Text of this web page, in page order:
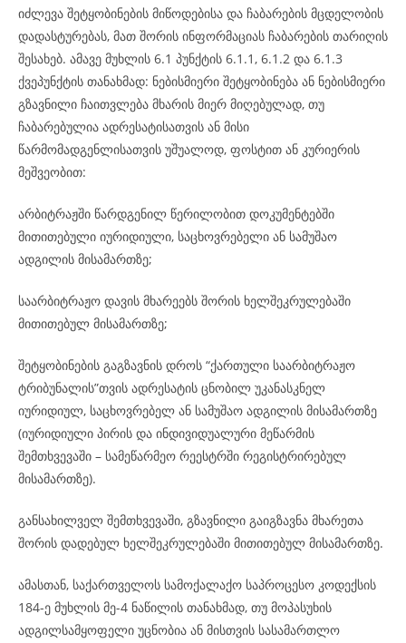
იძლევა შეტყობინების მიწოდებისა და ჩაბარების მცდელობის
დადასტურებას, მათ შორის ინფორმაციას ჩაბარების თარიღის
შესახებ. ამავე მუხლის 6.1 პუნქტის 6.1.1, 6.1.2 და 6.1.3
ქვეპუნქტის თანახმად: ნებისმიერი შეტყობინება ან ნებისმიერი
გზავნილი ჩაითვლება მხარის მიერ მიღებულად, თუ
ჩაბარებულია ადრესატისათვის ან მისი
წარმომადგენლისათვის უშუალოდ, ფოსტით ან კურიერის
მეშვეობით:
არბიტრაჟში წარდგენილ წერილობით დოკუმენტებში
მითითებული იურიდიული, საცხოვრებელი ან სამუშაო
ადგილის მისამართზე;
საარბიტრაჟო დავის მხარეებს შორის ხელშეკრულებაში
მითითებულ მისამართზე;
შეტყობინების გაგზავნის დროს “ქართული საარბიტრაჟო
ტრიბუნალის”თვის ადრესატის ცნობილ უკანასკნელ
იურიდიულ, საცხოვრებელ ან სამუშაო ადგილის მისამართზე
(იურიდიული პირის და ინდივიდუალური მეწარმის
შემთხვევაში – სამეწარმეო რეესტრში რეგისტრირებულ
მისამართზე).
განსახილველ შემთხვევაში, გზავნილი გაიგზავნა მხარეთა
შორის დადებულ ხელშეკრულებაში მითითებულ მისამართზე.
ამასთან, საქართველოს სამოქალაქო საპროცესო კოდექსის
184-ე მუხლის მე-4 ნაწილის თანახმად, თუ მოპასუხის
ადგილსამყოფელი უცნობია ან მისთვის სასამართლო